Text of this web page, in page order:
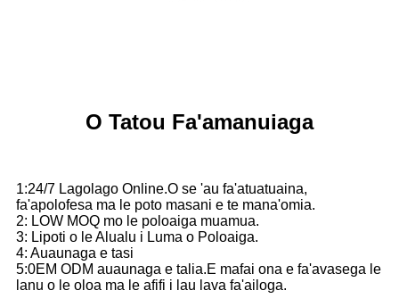
O Tatou Fa'amanuiaga
1:24/7 Lagolago Online.O se 'au fa'atuatuaina,
fa'apolofesa ma le poto masani e te mana'omia.
2: LOW MOQ mo le poloaiga muamua.
3: Lipoti o le Alualu i Luma o Poloaiga.
4: Auaunaga e tasi
5:0EM ODM auaunaga e talia.E mafai ona e fa'avasega le
lanu o le oloa ma le afifi i lau lava fa'ailoga.